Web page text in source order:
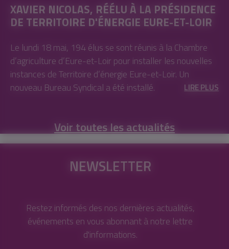
XAVIER NICOLAS, RÉÉLU À LA PRÉSIDENCE
DE TERRITOIRE D'ÉNERGIE EURE-ET-LOIR
Le lundi 18 mai, 194 élus se sont réunis à la Chambre
d’agriculture d’Eure-et-Loir pour installer les nouvelles
instances de Territoire d’énergie Eure-et-Loir. Un
nouveau Bureau Syndical a été installé.
LIRE PLUS
Voir toutes les actualités
NEWSLETTER
Restez informés des nos dernières actualités,
événements en vous abonnant à notre lettre
d'informations.